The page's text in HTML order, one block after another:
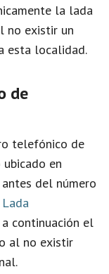
la lada
no existir un
esta localidad.
de
telefónico de
en
del número
Lada
continuación el
al no existir